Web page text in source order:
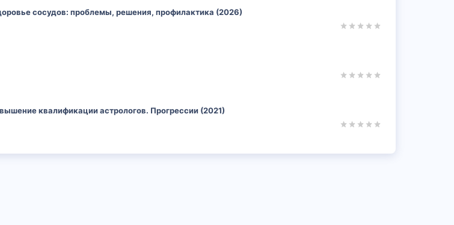
сосудов: проблемы, решения, профилактика (2026)
квалификации астрологов. Прогрессии (2021)